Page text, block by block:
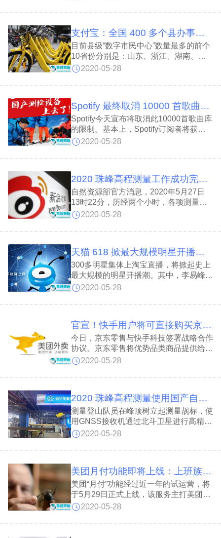
2^478 个二维码。
支付宝：全国 400 多个县办事处搬上“市民中心”，手机就能办事
目前县级“数字市民中心”数量最多的前个
10省份分别是：山东、浙江、湖南、河
南、河北、黑龙江、广西、甘肃、江西、
2020-05-28
Spotify 最终取消 10000 首歌曲库限制
Spotify今天宣布将取消此10000首歌曲库
的限制。基本上，Spotify订阅者将获得
无限的曲库体验。因此，Spotify用户可
2020-05-28
2020 珠峰高程测量工作成功完成！
自然资源部官方消息，2020年5月27日
13时22分，历经两个小时，各项测量工
作已经完成！勇士们开始下山返回！此刻
登峰勇士！你们是最棒的！
2020-05-28
天猫 618 掀最大规模明星开播潮：300 多明星上淘宝直播
300多明星集体上淘宝直播，将掀起史上
最大规模的明星开播潮。其中，李易峰、
宋威龙、欧阳娜娜等明星都会连开3场直
淘宝直播间已是常态。
2020-05-28
官宣！快手用户将可直接购买京东自营商品，无需跳转
今日，京东零售与快手科技签署战略合作
协议。京东零售将优势品类商品提供给快
手小店，双方共建优质商品池，由快手主
直接购买京东自营商品，并能享受京东的
2020-05-28
2020 珠峰高程测量使用国产自主研发高精度测量仪器
测量登山队员在峰顶树立起测量觇标，使
用GNSS接收机通过北斗卫星进行高精度
定位测量，使用雪深雷达探测仪探测了峰
上述高精度测量仪器均由我国自主研发。
2020-05-28
美团月付功能即将上线：上班族每月平均可节省约62元
美团“月付”功能经过近一年的试运营，将
于5月29日正式上线，该服务主打美团消
费场景内的叠加优惠权益和先享后付体
也被网友称为美团版花呗
2020-05-28